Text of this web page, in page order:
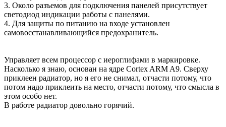
3. Около разъемов для подключения панелей присутствует
светодиод индикации работы с панелями.
4. Для защиты по питанию на входе установлен
самовосстанавливающийся предохранитель.
Управляет всем процессор с иероглифами в маркировке.
Насколько я знаю, основан на ядре Cortex ARM A9. Сверху
приклеен радиатор, но я его не снимал, отчасти потому, что
потом надо приклеить на место, отчасти потому, что смысла в
этом особо нет.
В работе радиатор довольно горячий.